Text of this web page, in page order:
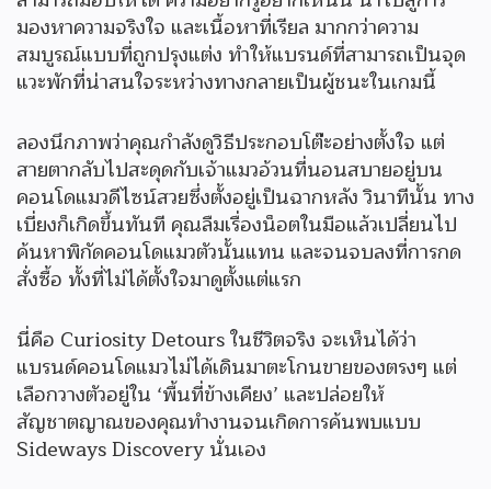
มองหาความจริงใจ และเนื้อหาที่เรียล มากกว่าความ
สมบูรณ์แบบที่ถูกปรุงแต่ง ทำให้แบรนด์ที่สามารถเป็นจุด
แวะพักที่น่าสนใจระหว่างทางกลายเป็นผู้ชนะในเกมนี้
ลองนึกภาพว่าคุณกำลังดูวิธีประกอบโต๊ะอย่างตั้งใจ แต่
สายตากลับไปสะดุดกับเจ้าแมวอ้วนที่นอนสบายอยู่บน
คอนโดแมวดีไซน์สวยซึ่งตั้งอยู่เป็นฉากหลัง วินาทีนั้น ทาง
เบี่ยงก็เกิดขึ้นทันที คุณลืมเรื่องน็อตในมือแล้วเปลี่ยนไป
ค้นหาพิกัดคอนโดแมวตัวนั้นแทน และจนจบลงที่การกด
สั่งซื้อ ทั้งที่ไม่ได้ตั้งใจมาดูตั้งแต่แรก
นี่คือ Curiosity Detours ในชีวิตจริง จะเห็นได้ว่า
แบรนด์คอนโดแมวไม่ได้เดินมาตะโกนขายของตรงๆ แต่
เลือกวางตัวอยู่ใน ‘พื้นที่ข้างเคียง’ และปล่อยให้
สัญชาตญาณของคุณทำงานจนเกิดการค้นพบแบบ
Sideways Discovery นั่นเอง